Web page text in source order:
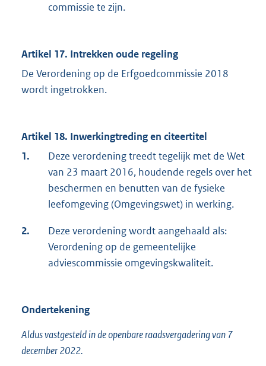
commissie te zijn.
Artikel 17. Intrekken oude regeling
De Verordening op de Erfgoedcommissie 2018
wordt ingetrokken.
Artikel 18. Inwerkingtreding en citeertitel
1.
Deze verordening treedt tegelijk met de Wet
van 23 maart 2016, houdende regels over het
beschermen en benutten van de fysieke
leefomgeving (Omgevingswet) in werking.
2.
Deze verordening wordt aangehaald als:
Verordening op de gemeentelijke
adviescommissie omgevingskwaliteit.
Ondertekening
Aldus vastgesteld in de openbare raadsvergadering van 7
december 2022.